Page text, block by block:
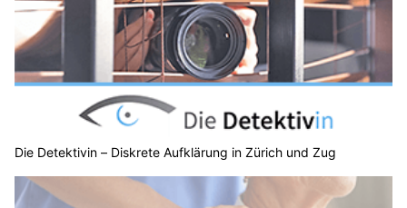
Die Detektivin – Diskrete Aufklärung in Zürich und Zug